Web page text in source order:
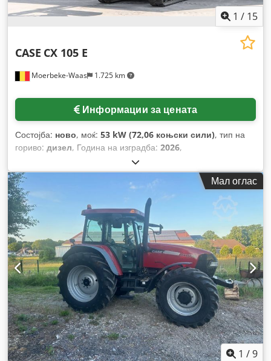
1 / 15
Moerbeke-Waas 1.725 km
CASE CX 105 E
Информации за цената
Состојба: ново, моќ: 53 kW (72,06 коњски сили), тип на
гориво: дизел, Година на изградба: 2026,
Мал оглас
1 /9